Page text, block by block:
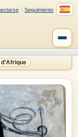
Seguimiento